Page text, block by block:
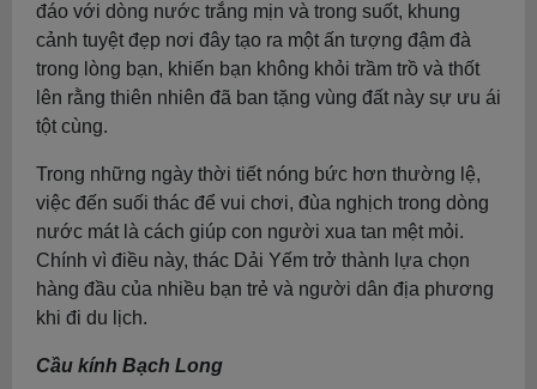
đáo với dòng nước trắng mịn và trong suốt, khung
cảnh tuyệt đẹp nơi đây tạo ra một ấn tượng đậm đà
trong lòng bạn, khiến bạn không khỏi trầm trồ và thốt
lên rằng thiên nhiên đã ban tặng vùng đất này sự ưu ái
tột cùng.
Trong những ngày thời tiết nóng bức hơn thường lệ,
việc đến suối thác để vui chơi, đùa nghịch trong dòng
nước mát là cách giúp con người xua tan mệt mỏi.
Chính vì điều này, thác Dải Yếm trở thành lựa chọn
hàng đầu của nhiều bạn trẻ và người dân địa phương
khi đi du lịch.
Cầu kính Bạch Long